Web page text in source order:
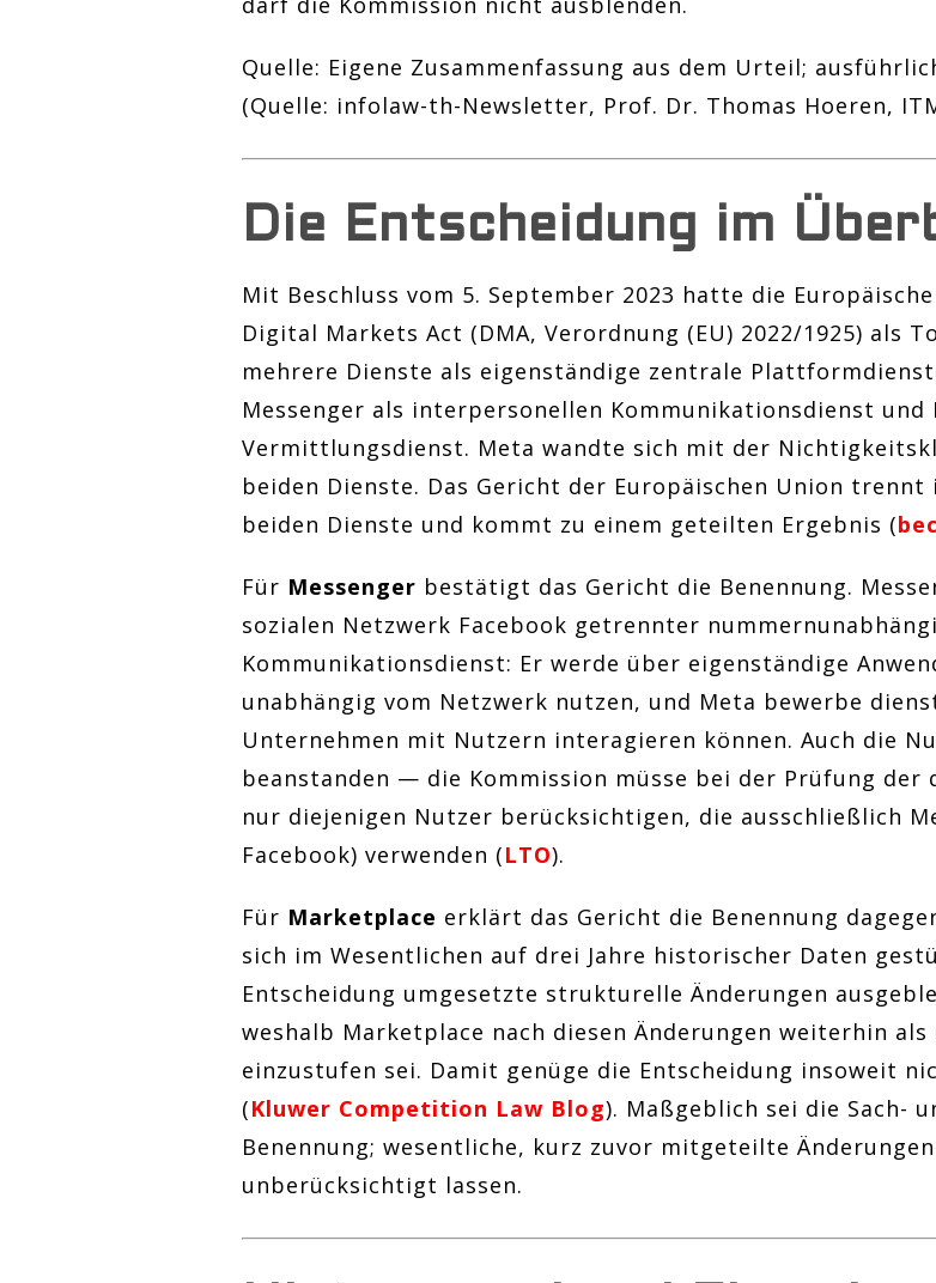
Quelle: Eigene Zusammenfassung aus dem Urteil;
(Quelle: infolaw-th-Newsletter, Prof. Dr. Thomas Hoeren,
Die Entscheidung im
Mit Beschluss vom 5. September 2023 hatte die
Digital Markets Act (DMA, Verordnung (EU) 2022/1925) als
mehrere Dienste als eigenständige zentrale
Messenger als interpersonellen Kommunikationsdienst und
Vermittlungsdienst. Meta wandte sich mit der
beiden Dienste. Das Gericht der Europäischen Union trennt
beiden Dienste und kommt zu einem geteilten Ergebnis (
Für Messenger bestätigt das Gericht die Benennung.
sozialen Netzwerk Facebook getrennter
Kommunikationsdienst: Er werde über eigenständige
unabhängig vom Netzwerk nutzen, und Meta bewerbe
Unternehmen mit Nutzern interagieren können. Auch die
beanstanden — die Kommission müsse bei der Prüfung
nur diejenigen Nutzer berücksichtigen, die ausschließlich
Facebook) verwenden (LTO).
Für Marketplace erklärt das Gericht die Benennung
sich im Wesentlichen auf drei Jahre historischer Daten
Entscheidung umgesetzte strukturelle Änderungen
weshalb Marketplace nach diesen Änderungen weiterhin
einzustufen sei. Damit genüge die Entscheidung insoweit
(Kluwer Competition Law Blog). Maßgeblich sei die Sach-
Benennung; wesentliche, kurz zuvor mitgeteilte
unberücksichtigt lassen.